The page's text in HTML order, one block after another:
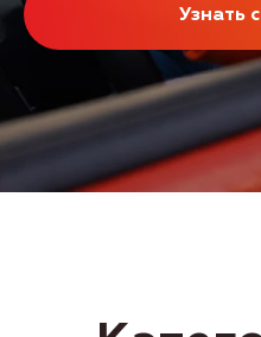
Узнать